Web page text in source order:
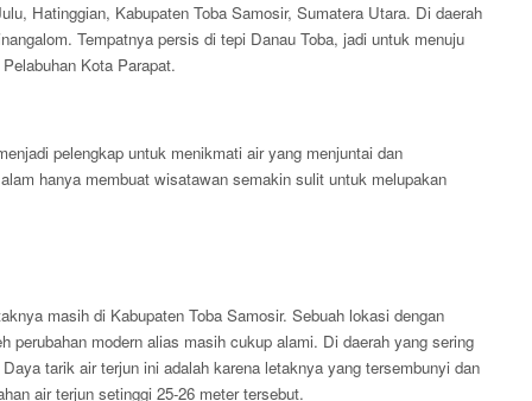
Hatinggian, Kabupaten Toba Samosir, Sumatera Utara. Di daerah
Tempatnya persis di tepi Danau Toba, jadi untuk menuju
Kota Parapat.
pelengkap untuk menikmati air yang menjuntai dan
hanya membuat wisatawan semakin sulit untuk melupakan
masih di Kabupaten Toba Samosir. Sebuah lokasi dengan
perubahan modern alias masih cukup alami. Di daerah yang sering
tarik air terjun ini adalah karena letaknya yang tersembunyi dan
air terjun setinggi 25-26 meter tersebut.